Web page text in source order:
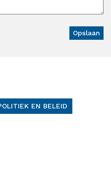
EN BELEID